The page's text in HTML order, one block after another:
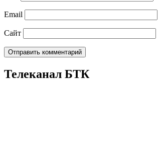
Email
Сайт
Телеканал БТК